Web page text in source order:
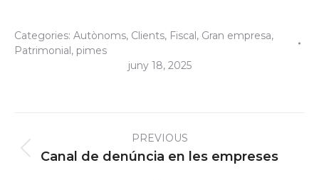
Categories: Autònoms, Clients, Fiscal, Gran empresa,
Patrimonial, pimes
juny 18, 2025
navigationPREVIOUS
Previous
Canal de denúncia en les empreses